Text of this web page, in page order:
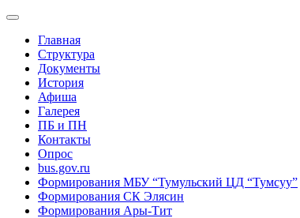
Главная
Структура
Документы
История
Афиша
Галерея
ПБ и ПН
Контакты
Опрос
bus.gov.ru
Формирования МБУ “Тумульский ЦД “Тумсуу”
Формирования СК Элясин
Формирования Ары-Тит